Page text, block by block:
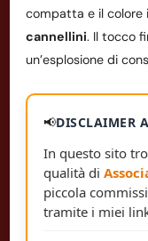
compatta e il colore
cannellini. Il tocco
un’esplosione di
📢DISCLAIMER
In questo sito
qualità di
piccola
tramite i miei